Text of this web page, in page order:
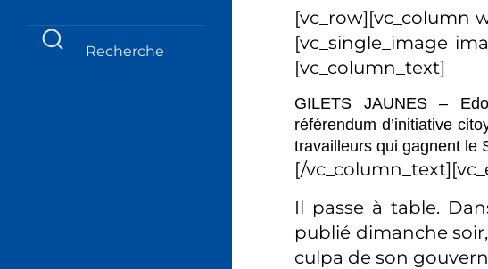
[vc_row][vc_column
[vc_single_image
[vc_column_text]
GILETS JAUNES –
référendum d’initiative
travailleurs qui gagnent le
[/
Il passe à table.
publié dimanche
culpa de son